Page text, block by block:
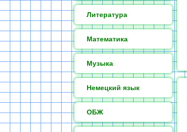
Литература
Математика
Музыка
Немецкий язык
ОБЖ